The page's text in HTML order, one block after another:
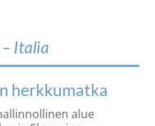
– Italia
herkkumatka
alue